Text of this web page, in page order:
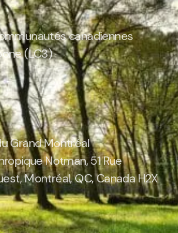
canadiennes
(LC3)
Grand Montréal
Notman, 51 Rue
Montréal, QC, Canada H2X